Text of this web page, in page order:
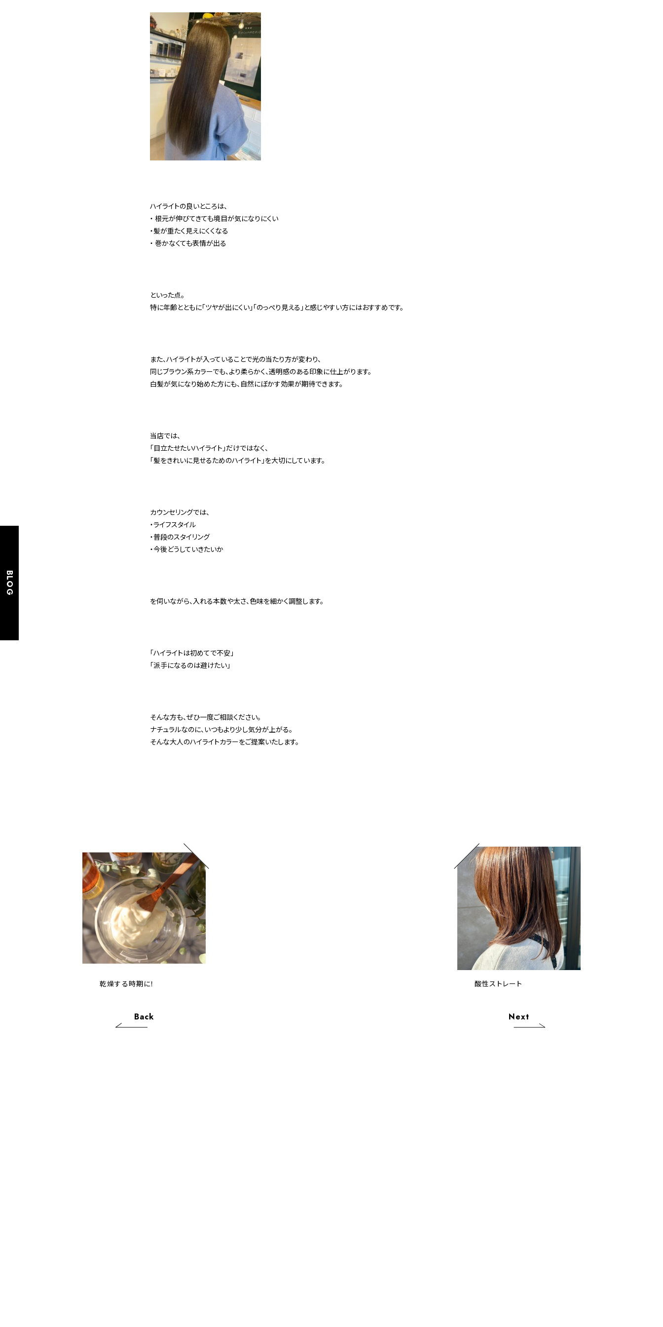
BLOG
ハイライトの良いところは、
・ 根元が伸びてきても境目が気になりにくい
・髪が重たく見えにくくなる
・ 巻かなくても表情が出る
といった点。
特に年齢とともに「ツヤが出にくい」「のっぺり見える」と感じやすい方にはおすすめです。
また、ハイライトが入っていることで光の当たり方が変わり、
同じブラウン系カラーでも、より柔らかく、透明感のある印象に仕上がります。
白髪が気になり始めた方にも、自然にぼかす効果が期待できます。
当店では、
「目立たせたいハイライト」だけではなく、
「髪をきれいに見せるためのハイライト」を大切にしています。
カウンセリングでは、
・ライフスタイル
・普段のスタイリング
・今後どうしていきたいか
を伺いながら、入れる本数や太さ、色味を細かく調整します。
「ハイライトは初めてで不安」
「派手になるのは避けたい」
そんな方も、ぜひ一度ご相談ください。
ナチュラルなのに、いつもより少し気分が上がる。
そんな大人のハイライトカラーをご提案いたします。
乾燥する時期に！
Back
酸性ストレート
Next